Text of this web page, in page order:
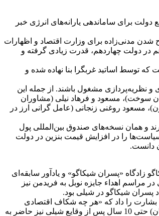
برای ساماندهی یارانه‌های انرژی خبر
شدن مدنی‌زاده برای وزارت اقتصاد و اظهارات
و سایر کالاهاست و اکنون هم در دولت چهاردهم، قدرت زیادی گرفته و
توسط اساتید غربگرا بنا نهاده شده و
نظریه‌پردازی مشغول باشند. از جمله این
سوخت)، مسعود و فرهاد نیلی (مشاوران
در همه شئون)، مسعود روغنی زنجانی (عامل گرانی ارز در
را به دست بگیرند و همان نسخه‌های صندوق بین‌المللی پول
را در افزایش قیمت بنزین در دولت
1386 تا 1392 به دانشگاه شیکاگو رفت. دانشگاه شیکاگو زادگاه «پسران شیکاگو» و یادآور سابقه‌ای
مراسم اهداء جایزه نوبل به فریدمن نیز
پسران شیکاگو در شیلی بود.
بشارت را داد که «هر چه شکاف اقتصادی
بیشتر شود، سرمایه بیشتری جذب می‌شود و لذا در بلندمدت بیکاری از بین خواهد رفت.» به دلیل همین تبعات اجتماعی بود که مارگارت تاچر (نخست‌وزیر انگلستان) حتی 10 سال پس از وقایع شیلی نیز حاضر به